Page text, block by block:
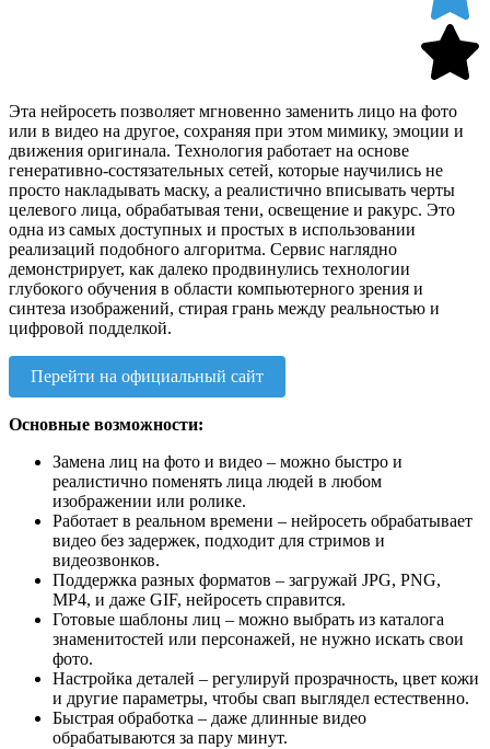
Эта нейросеть позволяет мгновенно заменить лицо на фото
или в видео на другое, сохраняя при этом мимику, эмоции и
движения оригинала. Технология работает на основе
генеративно-состязательных сетей, которые научились не
просто накладывать маску, а реалистично вписывать черты
целевого лица, обрабатывая тени, освещение и ракурс. Это
одна из самых доступных и простых в использовании
реализаций подобного алгоритма. Сервис наглядно
демонстрирует, как далеко продвинулись технологии
глубокого обучения в области компьютерного зрения и
синтеза изображений, стирая грань между реальностью и
цифровой подделкой.
Перейти на официальный сайт
Основные возможности:
Замена лиц на фото и видео – можно быстро и
реалистично поменять лица людей в любом
изображении или ролике.
Работает в реальном времени – нейросеть обрабатывает
видео без задержек, подходит для стримов и
видеозвонков.
Поддержка разных форматов – загружай JPG, PNG,
MP4, и даже GIF, нейросеть справится.
Готовые шаблоны лиц – можно выбрать из каталога
знаменитостей или персонажей, не нужно искать свои
фото.
Настройка деталей – регулируй прозрачность, цвет кожи
и другие параметры, чтобы свап выглядел естественно.
Быстрая обработка – даже длинные видео
обрабатываются за пару минут.